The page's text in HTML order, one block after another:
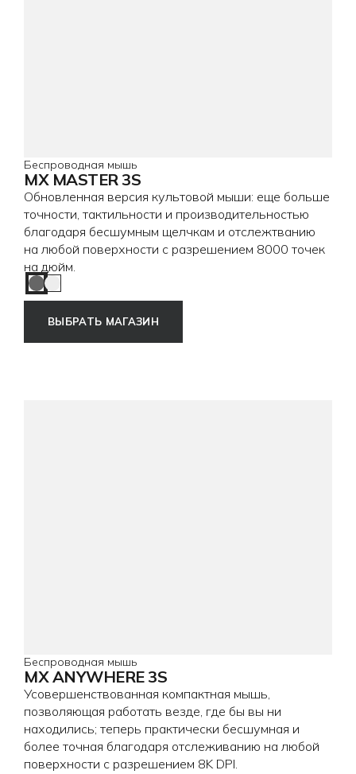
Беспроводная мышь
MX MASTER 3S
Обновленная версия культовой мыши: еще больше
точности, тактильности и производительностью
благодаря бесшумным щелчкам и отслежтванию
на любой поверхности с разрешением 8000 точек
на дюйм.
Graphite
Pale Grey
ВЫБРАТЬ МАГАЗИН
Беспроводная мышь
MX ANYWHERE 3S
Усовершенствованная компактная мышь,
позволяющая работать везде, где бы вы ни
находились; теперь практически бесшумная и
более точная благодаря отслеживанию на любой
поверхности с разрешением 8K DPI.